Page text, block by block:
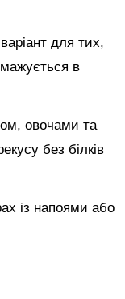
для тих,
в
овочами та
без білків
із напоями або